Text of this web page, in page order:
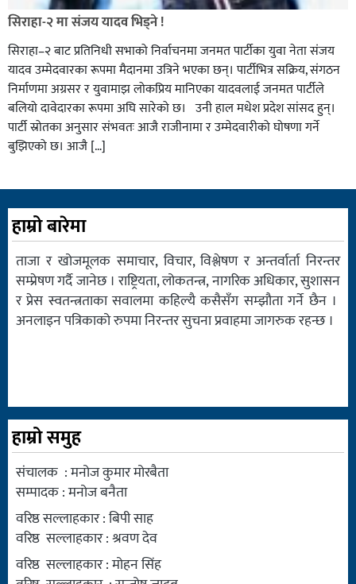
सिराहा-२ मा संजय यादव भिड्ने !
सिराहा–२ बाट प्रतिनिधी सभाको निर्वाचनमा जनमत पार्टीका युवा नेता संजय
यादव उम्मेदवारका रूपमा मैदानमा उत्रिने भएका छन्। पार्टीभित्र सक्रिय, संगठन
निर्माणमा अग्रसर र युवामाझ लोकप्रिय मानिएका यादवलाई जनमत पार्टीले
बलियो दावेदारका रूपमा अघि सारेको छ। उनी हाल मधेश प्रदेश सांसद हुन्।
पार्टी स्रोतका अनुसार संभवतः आजै राजीनामा र उम्मेदवारीको घोषणा गर्ने
बुझिएको छ। आजै […]
हाम्रो बारेमा
ताजा र खोजमूलक समाचार, विचार, विश्लेषण र अन्तर्वार्ता निरन्तर
सम्प्रेषण गर्दै जानेछ । राष्ट्रियता, लोकतन्त्र, नागरिक अधिकार, सुशासन
र प्रेस स्वतन्त्रताका सवालमा कहिल्यै कसैसँग सम्झौता गर्ने छैन ।
अनलाइन पत्रिकाको रुपमा निरन्तर सुचना प्रवाहमा जागरुक रहन्छ ।
हाम्रो समुह
संचालक : मनोज कुमार मोरबैता
सम्पादक : मनोज बनैता
वरिष्ठ सल्लाहकार : बिपी साह
वरिष्ठ सल्लाहकार : श्रवण देव
वरिष्ठ सल्लाहकार : मोहन सिंह